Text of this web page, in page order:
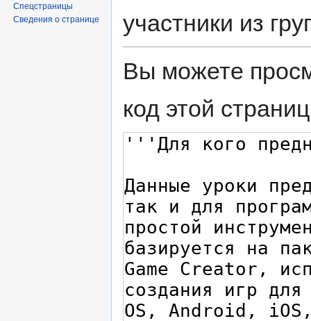
участники из
Вы можете
код этой
Спецстраницы
Сведения о странице